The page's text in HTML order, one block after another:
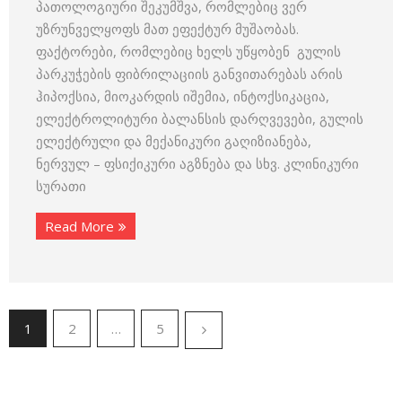
პათოლოგიური შეკუმშვა, რომლებიც ვერ
უზრუნველყოფს მათ ეფექტურ მუშაობას.
ფაქტორები, რომლებიც ხელს უწყობენ გულის
პარკუჭების ფიბრილაციის განვითარებას არის
ჰიპოქსია, მიოკარდის იშემია, ინტოქსიკაცია,
ელექტროლიტური ბალანსის დარღვევები, გულის
ელექტრული და მექანიკური გაღიზიანება,
ნერვულ – ფსიქიკური აგზნება და სხვ. კლინიკური
სურათი
Read More
1 2 … 5